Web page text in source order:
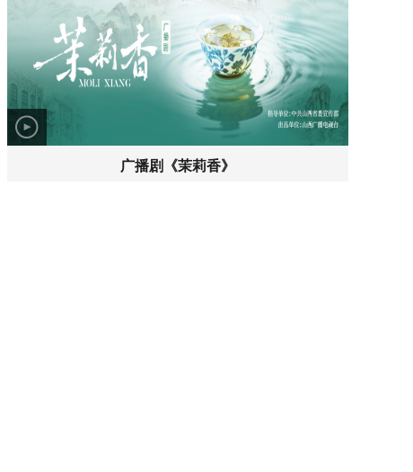
广播剧《茉莉香》